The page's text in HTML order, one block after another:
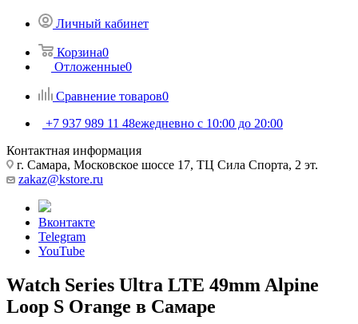
Личный кабинет
Корзина0
Отложенные0
Сравнение товаров0
+7 937 989 11 48ежедневно с 10:00 до 20:00
Контактная информация
г. Самара, Московское шоссе 17, ТЦ Сила Спорта, 2 эт.
zakaz@kstore.ru
Вконтакте
Telegram
YouTube
Watch Series Ultra LTE 49mm Alpine
Loop S Orange в Самаре